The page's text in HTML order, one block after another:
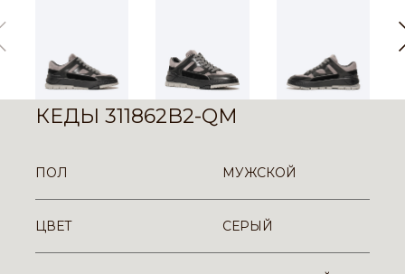
КЕДЫ 311862B2-QM
ПОЛ МУЖСКОЙ
ЦВЕТ СЕРЫЙ